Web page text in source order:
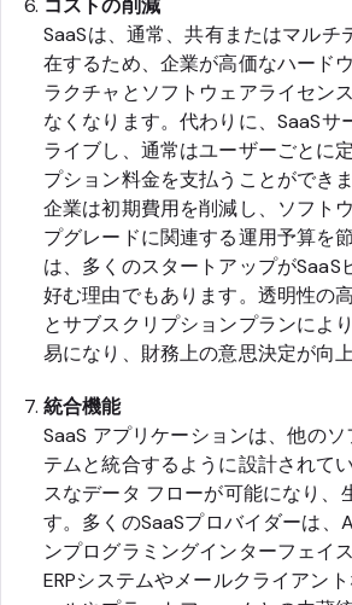
コストの削減
SaaSは、通常、共有またはマルチ
在するため、企業が高価なハード
ラクチャとソフトウェアライセン
なくなります。代わりに、SaaSサ
ライブし、通常はユーザーごとに
プション料金を支払うことができ
企業は初期費用を削減し、ソフト
プグレードに関連する運用予算を
は、多くのスタートアップがSaaS
好む理由でもあります。透明性の
とサブスクリプションプランによ
易になり、財務上の意思決定が向上
統合機能
SaaS アプリケーションは、他の
テムと統合するように設計されて
スなデータ フローが可能になり、
す。多くのSaaSプロバイダーは、
ンプログラミングインターフェイ
ERPシステムやメールクライアン